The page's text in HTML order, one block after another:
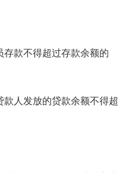
款不得超过存款余额的
人发放的贷款余额不得超